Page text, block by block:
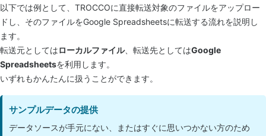
以下では例として、TROCCOに直接転送対象のファイルをアップロー
ドし、そのファイルをGoogle Spreadsheetsに転送する流れを説明し
ます。
転送元としてはローカルファイル、転送先としてはGoogle
Spreadsheetsを利用します。
いずれもかんたんに扱うことができます。
サンプルデータの提供
データソースが手元にない、またはすぐに思いつかない方のため